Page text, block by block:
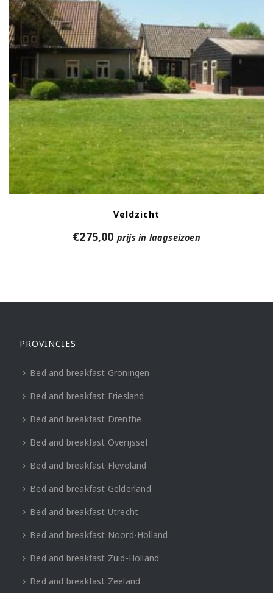
Veldzicht
€275,00 prijs in laagseizoen
PROVINCIES
Bed and breakfast Groningen
Bed and breakfast Friesland
Bed and breakfast Drenthe
Bed and breakfast Overijssel
Bed and breakfast Flevoland
Bed and breakfast Gelderland
Bed and breakfast Utrecht
Bed and breakfast Noord-Holland
Bed and breakfast Zuid-Holland
Bed and breakfast Zeeland